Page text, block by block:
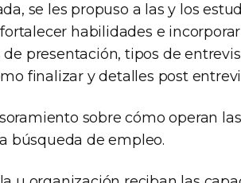
se les propuso a las y los
habilidades e
de presentación, tipos de
finalizar y detalles post
sobre cómo operan
búsqueda de empleo.